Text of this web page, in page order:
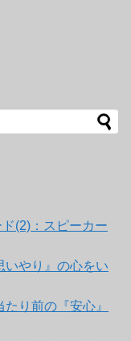
(2)：スピーカー
いやり』の心をい
り前の『安心』